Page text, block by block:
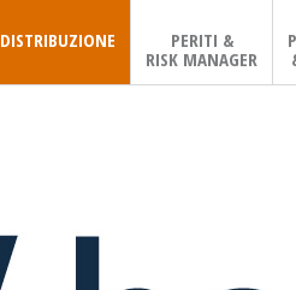
DISTRIBUZIONE
PERITI &
RISK MANAGER